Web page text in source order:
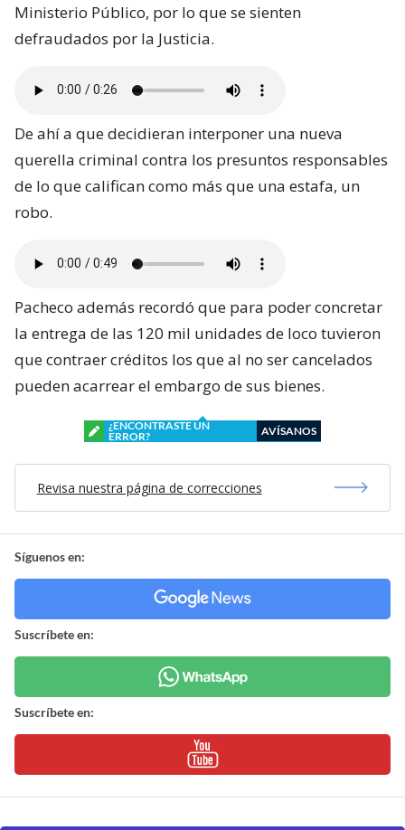
Ministerio Público, por lo que se sienten
defraudados por la Justicia.
De ahí a que decidieran interponer una nueva
querella criminal contra los presuntos responsables
de lo que califican como más que una estafa, un
robo.
Pacheco además recordó que para poder concretar
la entrega de las 120 mil unidades de loco tuvieron
que contraer créditos los que al no ser cancelados
pueden acarrear el embargo de sus bienes.
¿ENCONTRASTE UN
ERROR?
AVÍSANOS
Revisa nuestra página de correcciones
Síguenos en:
Suscríbete en:
Suscríbete en: